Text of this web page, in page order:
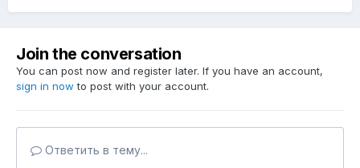
Join the conversation
You can post now and register later. If you have an account,
sign in now to post with your account.
Ответить в тему...